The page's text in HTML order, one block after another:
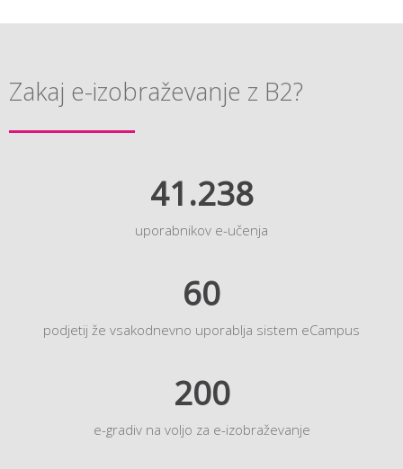
Zakaj e-izobraževanje z B2?
41.238
uporabnikov e-učenja
60
podjetij že vsakodnevno uporablja sistem eCampus
200
e-gradiv na voljo za e-izobraževanje